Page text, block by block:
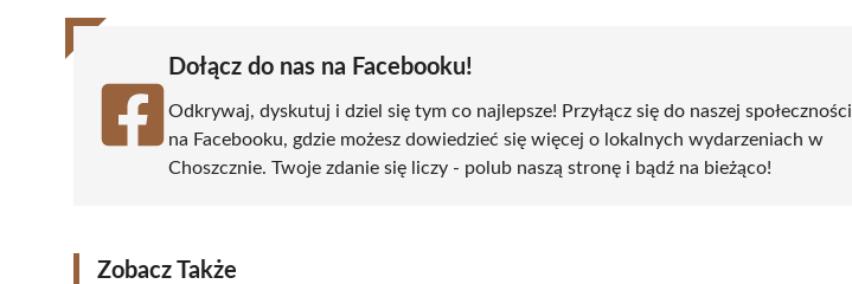
Dołącz do nas na Facebooku!
Odkrywaj, dyskutuj i dziel się tym co najlepsze! Przyłącz się do naszej społeczności
na Facebooku, gdzie możesz dowiedzieć się więcej o lokalnych wydarzeniach w
Choszcznie. Twoje zdanie się liczy - polub naszą stronę i bądź na bieżąco!
Zobacz Także